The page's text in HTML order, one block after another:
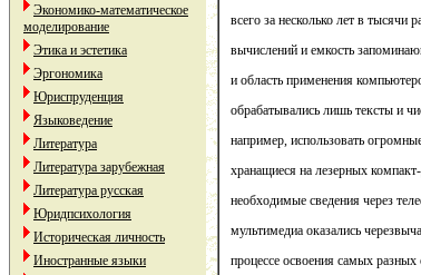
Экономико-математическое
моделирование
Этика и эстетика
Эргономика
Юриспруденция
Языковедение
Литература
Литература зарубежная
Литература русская
Юридпсихология
Историческая личность
Иностранные языки
всего за несколько лет в тысячи
вычислений и емкость
и область применения
обрабатывались лишь тексты и
например, использовать
хранащиеся на лезерных
необходимые сведения через
мультимедиа оказались
процессе освоения самых разных